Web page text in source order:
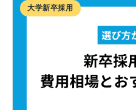
大学新卒採用